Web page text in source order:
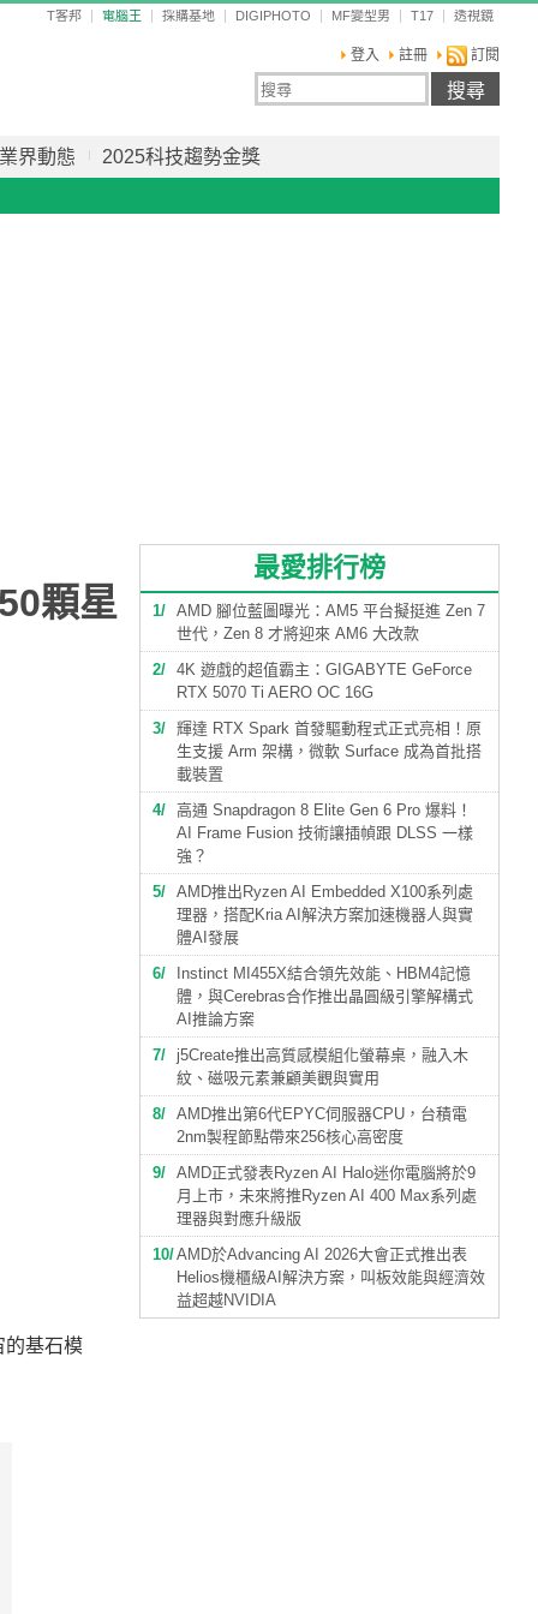
T客邦 電腦王 採購基地 DIGIPHOTO MF變型男 T17 透視鏡
登入 註冊 訂閱
業界動態 2025科技趨勢金獎
顆星
的基石模
最愛排行榜
1
AMD 腳位藍圖曝光：AM5 平台擬挺進 Zen 7
世代，Zen 8 才將迎來 AM6 大改款
2
4K 遊戲的超值霸主：GIGABYTE GeForce
RTX 5070 Ti AERO OC 16G
3
輝達 RTX Spark 首發驅動程式正式亮相！原
生支援 Arm 架構，微軟 Surface 成為首批搭
載裝置
4
高通 Snapdragon 8 Elite Gen 6 Pro 爆料！
AI Frame Fusion 技術讓插幀跟 DLSS 一樣
強？
5
AMD推出Ryzen AI Embedded X100系列處
理器，搭配Kria AI解決方案加速機器人與實
體AI發展
6
Instinct MI455X結合領先效能、HBM4記憶
體，與Cerebras合作推出晶圓級引擎解構式
AI推論方案
7
j5Create推出高質感模組化螢幕桌，融入木
紋、磁吸元素兼顧美觀與實用
8
AMD推出第6代EPYC伺服器CPU，台積電
2nm製程節點帶來256核心高密度
9
AMD正式發表Ryzen AI Halo迷你電腦將於9
月上市，未來將推Ryzen AI 400 Max系列處
理器與對應升級版
10 AMD於Advancing AI 2026大會正式推出表
Helios機櫃級AI解決方案，叫板效能與經濟效
益超越NVIDIA